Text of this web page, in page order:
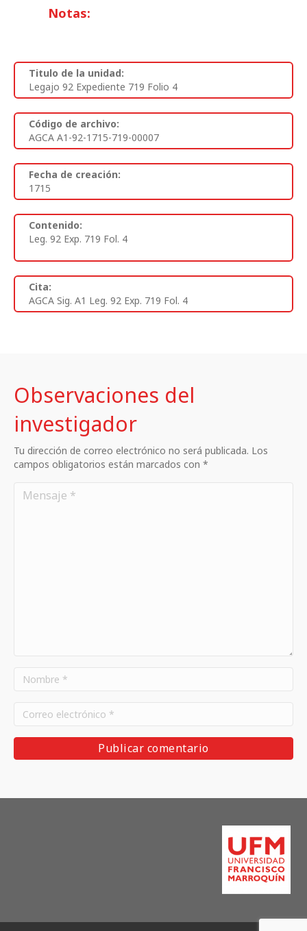
Notas:
Titulo de la unidad:
Legajo 92 Expediente 719 Folio 4
Código de archivo:
AGCA A1-92-1715-719-00007
Fecha de creación:
1715
Contenido:
Leg. 92 Exp. 719 Fol. 4
Cita:
AGCA Sig. A1 Leg. 92 Exp. 719 Fol. 4
Observaciones del
investigador
Tu dirección de correo electrónico no será publicada. Los
campos obligatorios están marcados con *